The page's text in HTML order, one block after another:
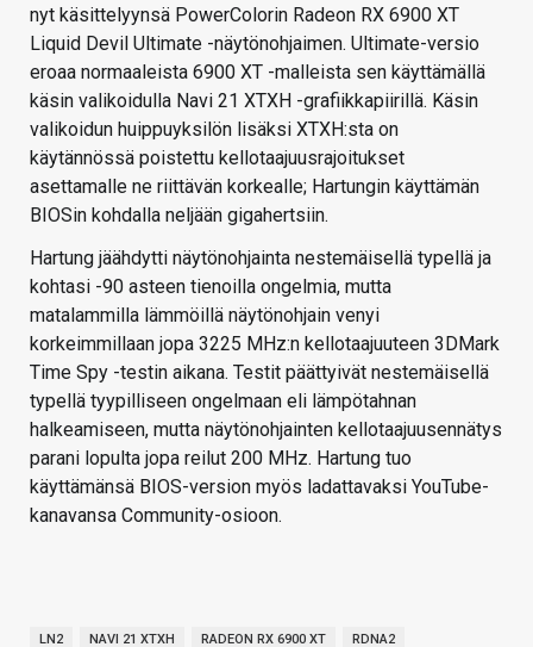
nyt käsittelyynsä PowerColorin Radeon RX 6900 XT
Liquid Devil Ultimate -näytönohjaimen. Ultimate-versio
eroaa normaaleista 6900 XT -malleista sen käyttämällä
käsin valikoidulla Navi 21 XTXH -grafiikkapiirillä. Käsin
valikoidun huippuyksilön lisäksi XTXH:sta on
käytännössä poistettu kellotaajuusrajoitukset
asettamalle ne riittävän korkealle; Hartungin käyttämän
BIOSin kohdalla neljään gigahertsiin.
Hartung jäähdytti näytönohjainta nestemäisellä typellä ja
kohtasi -90 asteen tienoilla ongelmia, mutta
matalammilla lämmöillä näytönohjain venyi
korkeimmillaan jopa 3225 MHz:n kellotaajuuteen 3DMark
Time Spy -testin aikana. Testit päättyivät nestemäisellä
typellä tyypilliseen ongelmaan eli lämpötahnan
halkeamiseen, mutta näytönohjainten kellotaajuusennätys
parani lopulta jopa reilut 200 MHz. Hartung tuo
käyttämänsä BIOS-version myös ladattavaksi YouTube-
kanavansa Community-osioon.
LN2 NAVI 21 XTXH RADEON RX 6900 XT RDNA2